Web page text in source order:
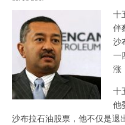
十
伴
沙
一
涨
十
他
沙布拉石油股票，他不仅是退